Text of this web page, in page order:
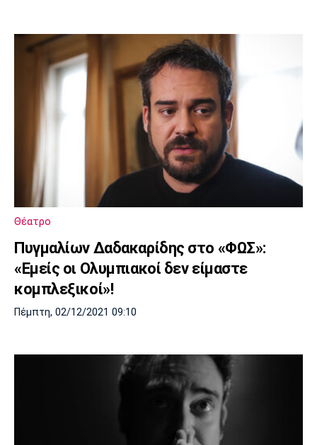
Θέατρο
Πυγμαλίων Δαδακαρίδης στο «ΦΩΣ»:
«Εμείς οι Ολυμπιακοί δεν είμαστε
κομπλεξικοί»!
Πέμπτη, 02/12/2021 09:10